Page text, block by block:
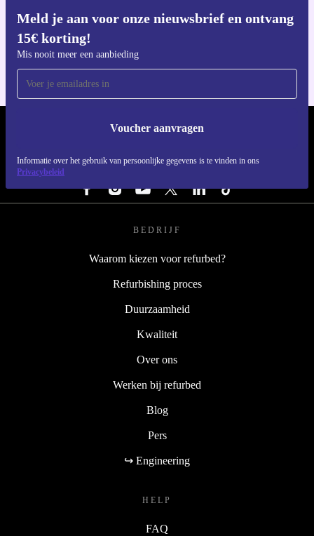
Meld je aan voor onze nieuwsbrief en ontvang
15€ korting!
Mis nooit meer een aanbieding
Voucher aanvragen
Informatie over het gebruik van persoonlijke gegevens is te vinden in ons
Privacybeleid
Download de refurbed app
REFURBED NEDERLAND - RETHINK NEW.
VOLG ONS
BEDRIJF
Waarom kiezen voor refurbed?
Refurbishing proces
Duurzaamheid
Kwaliteit
Over ons
Werken bij refurbed
Blog
Pers
↪ Engineering
HELP
FAQ